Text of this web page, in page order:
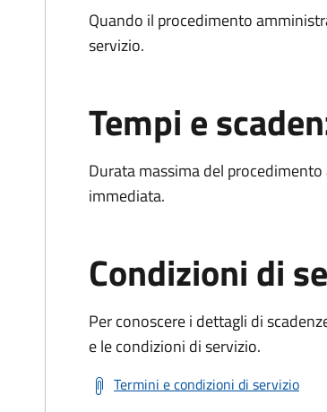
Quando il procedimento
servizio.
Tempi e
Durata massima del
immediata.
Condizioni di
Per conoscere i dettagli di
e le condizioni di servizio.
Termini e condizioni di servizio